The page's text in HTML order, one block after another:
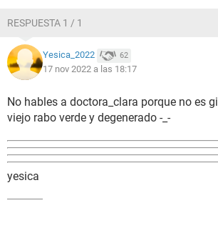
RESPUESTA 1 / 1
Yesica_2022 62
17 nov 2022 a las 18:17
No hables a doctora_clara porque no es
viejo rabo verde y degenerado -_-
yesica